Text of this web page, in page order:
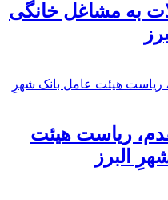
به مشاغل خانگی
ریاست هیئت
البرز